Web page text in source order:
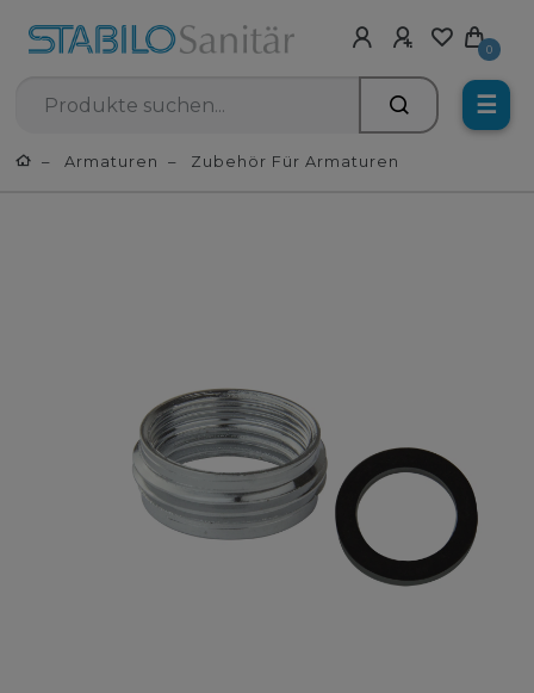
0
☰
Armaturen Zubehör Für Armaturen